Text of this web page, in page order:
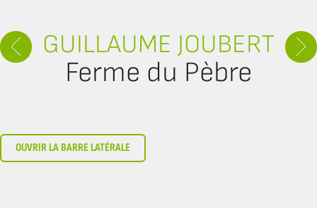
GUILLAUME JOUBERT
Ferme du Pèbre
OUVRIR LA BARRE LATÉRALE